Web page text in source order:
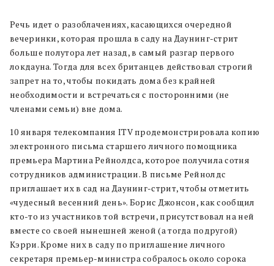
Речь идет о разоблачениях, касающихся очередной
вечеринки, которая прошла в саду на Даунинг-стрит
больше полутора лет назад, в самый разгар первого
локдауна. Тогда для всех британцев действовал строгий
запрет на то, чтобы покидать дома без крайней
необходимости и встречаться с посторонними (не
членами семьи) вне дома.
10 января телекомпания ITV продемонстрировала копию
электронного письма старшего личного помощника
премьера Мартина Рейнолдса, которое получила сотня
сотрудников администрации. В письме Рейнолдс
приглашает их в сад на Даунинг-стрит, чтобы отметить
«чудесный весенний день». Борис Джонсон, как сообщил
кто-то из участников той встречи, присутствовал на ней
вместе со своей нынешней женой (а тогда подругой)
Кэрри. Кроме них в саду по приглашение личного
секретаря премьер-министра собралось около сорока